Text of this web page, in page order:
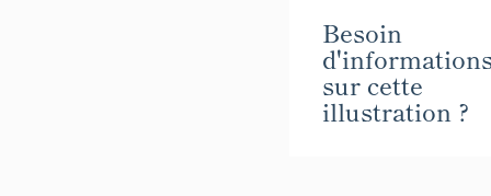
Besoin
sur cette
illustration ?